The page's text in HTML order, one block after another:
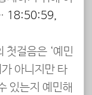
18:50:59,
첫걸음은 ‘예민
아니지만 타
있는지 예민해